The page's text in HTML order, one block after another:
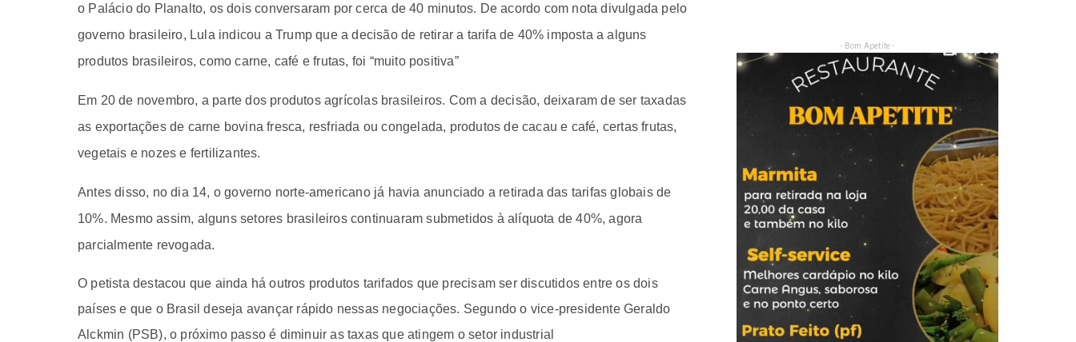
o Palácio do Planalto, os dois conversaram por cerca de 40 minutos. De acordo com nota divulgada pelo
governo brasileiro, Lula indicou a Trump que a decisão de retirar a tarifa de 40% imposta a alguns
produtos brasileiros, como carne, café e frutas, foi “muito positiva”
Em 20 de novembro, a parte dos produtos agrícolas brasileiros. Com a decisão, deixaram de ser taxadas
as exportações de carne bovina fresca, resfriada ou congelada, produtos de cacau e café, certas frutas,
vegetais e nozes e fertilizantes.
Antes disso, no dia 14, o governo norte-americano já havia anunciado a retirada das tarifas globais de
10%. Mesmo assim, alguns setores brasileiros continuaram submetidos à alíquota de 40%, agora
parcialmente revogada.
O petista destacou que ainda há outros produtos tarifados que precisam ser discutidos entre os dois
países e que o Brasil deseja avançar rápido nessas negociações. Segundo o vice-presidente Geraldo
Alckmin (PSB), o próximo passo é diminuir as taxas que atingem o setor industrial
- Bom Apetite -